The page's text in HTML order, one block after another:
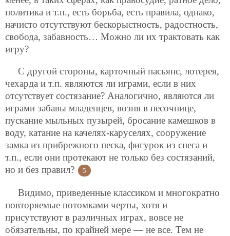
политика и т.п., есть борьба, есть правила, однако,
начисто отсутствуют бескорыстность, радостность,
свобода, забавность… Можно ли их трактовать как
игру?
С другой стороны, карточный пасьянс, лотерея,
чехарда и т.п. являются ли играми, если в них
отсутствует состязание? Аналогично, являются ли
играми забавы младенцев, возня в песочнице,
пускание мыльных пузырей, бросание камешков в
воду, катание на качелях-каруселях, сооружение
замка из прибрежного песка, фигурок из снега и
т.п., если они протекают не только без состязаний,
но и без правил?
5
Видимо, приведенные классиком и многократно
повторяемые потомками черты, хотя и
присутствуют в различных играх, вовсе не
обязательны, по крайней мере — не все. Тем не